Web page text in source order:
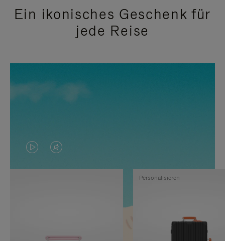
Ein ikonisches Geschenk für
jede Reise
DAS
VIDEO
VIDEO
IST
Personalisieren